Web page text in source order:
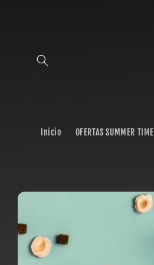
Inicio OFERTAS SUMMER TIME
directamente